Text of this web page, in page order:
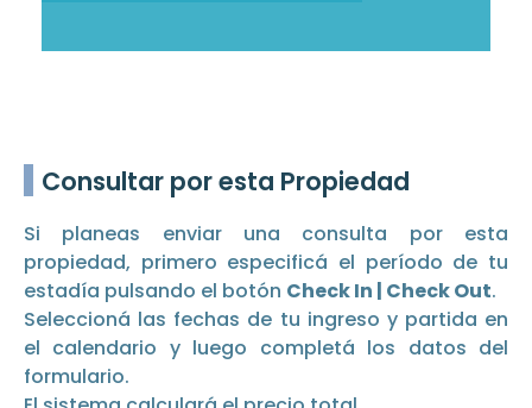
Consultar por esta Propiedad
Si planeas enviar una consulta por esta
propiedad, primero especificá el período de tu
estadía pulsando el botón Check In | Check Out.
Seleccioná las fechas de tu ingreso y partida en
el calendario y luego completá los datos del
formulario.